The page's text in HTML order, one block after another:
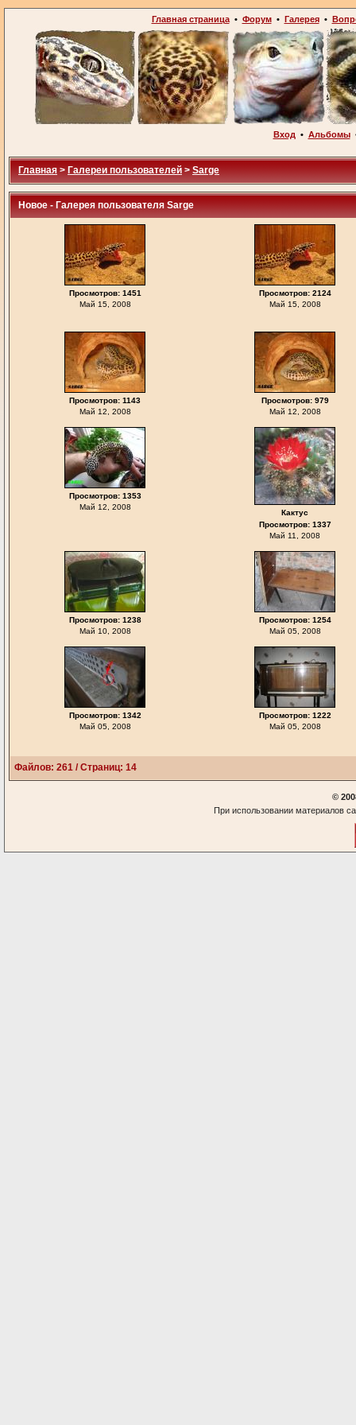
Главная страница• Форум• Галерея•
Вход • Альбомы
Главная > Галереи пользователей > Sarge
Новое - Галерея пользователя Sarge
Просмотров: 1451
Май 15, 2008
Просмотров: 2124
Май 15, 2008
Просмотров: 1143
Май 12, 2008
Просмотров: 979
Май 12, 2008
Просмотров: 1353
Май 12, 2008
Кактус
Просмотров: 1337
Май 11, 2008
Просмотров: 1238
Май 10, 2008
Просмотров: 1254
Май 05, 2008
Просмотров: 1342
Май 05, 2008
Просмотров: 1222
Май 05, 2008
Файлов: 261 / Страниц: 14
©
При использовании материалов